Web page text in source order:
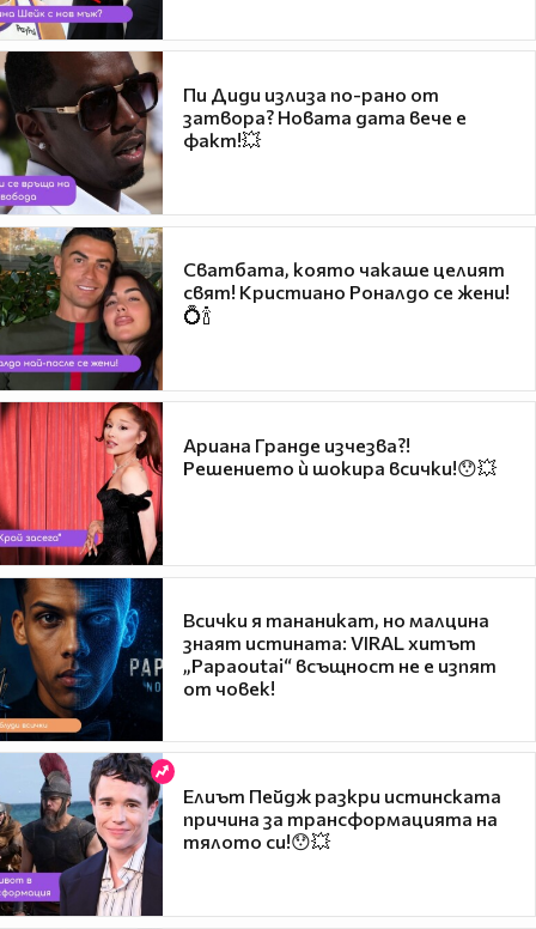
Пи Диди излиза по-рано от
затвора? Новата дата вече е
факт!💥
Сватбата, която чакаше целият
свят! Кристиано Роналдо се жени!
💍🍾
Ариана Гранде изчезва?!
Решението ѝ шокира всички!😯💥
Всички я тананикат, но малцина
знаят истината: VIRAL хитът
„Papaoutai“ всъщност не е изпят
от човек!
Елиът Пейдж разкри истинската
причина за трансформацията на
тялото си!😯💥